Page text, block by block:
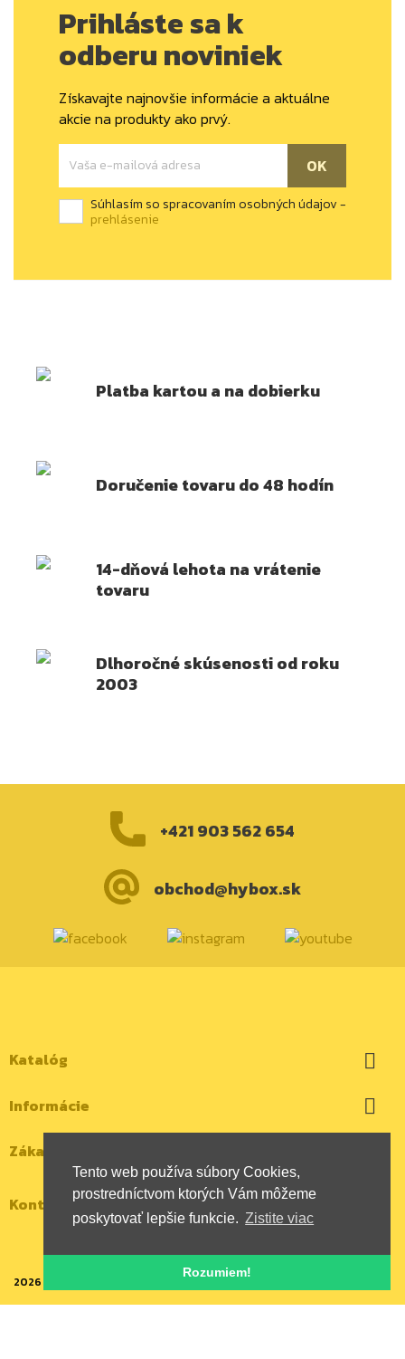
Tento web používa súbory Cookies,
prostredníctvom ktorých Vám môžeme
poskytovať lepšie funkcie. Zistite viac
Rozumiem!
Prihláste sa k
odberu noviniek
Získavajte najnovšie informácie a aktuálne
akcie na produkty ako prvý.
Súhlasím so spracovaním osobných údajov -
prehlásenie
Platba kartou a na dobierku
Doručenie tovaru do 48 hodín
14-dňová lehota na vrátenie
tovaru
Dlhoročné skúsenosti od roku
2003
+421 903 562 654
obchod@hybox.sk
Katalóg 
Informácie 
Zákaznícky účet
Kontaktujte nás
2026 | Všetky autorské práva vyhradené | HYBOX Slovakia, s.r.o.